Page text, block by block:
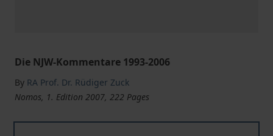
Die NJW-Kommentare 1993-2006
By RA Prof. Dr. Rüdiger Zuck
Nomos, 1. Edition 2007, 222 Pages